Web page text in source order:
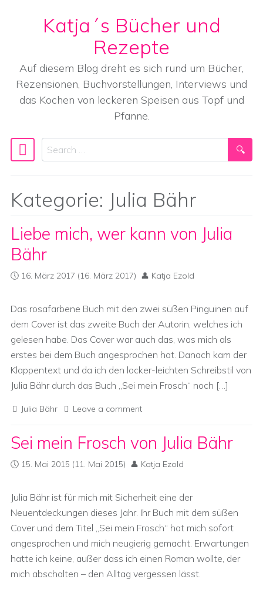
Skip to content
Katja´s Bücher und
Rezepte
Auf diesem Blog dreht es sich rund um Bücher,
Rezensionen, Buchvorstellungen, Interviews und
das Kochen von leckeren Speisen aus Topf und
Pfanne.
Main Navigation
Search
Kategorie: Julia Bähr
Liebe mich, wer kann von Julia
Bähr
16. März 2017 (16. März 2017) Katja Ezold
Das rosafarbene Buch mit den zwei süßen Pinguinen auf
dem Cover ist das zweite Buch der Autorin, welches ich
gelesen habe. Das Cover war auch das, was mich als
erstes bei dem Buch angesprochen hat. Danach kam der
Klappentext und da ich den locker-leichten Schreibstil von
Julia Bähr durch das Buch „Sei mein Frosch“ noch […]
Julia Bähr Leave a comment
Sei mein Frosch von Julia Bähr
15. Mai 2015 (11. Mai 2015) Katja Ezold
Julia Bähr ist für mich mit Sicherheit eine der
Neuentdeckungen dieses Jahr. Ihr Buch mit dem süßen
Cover und dem Titel „Sei mein Frosch“ hat mich sofort
angesprochen und mich neugierig gemacht. Erwartungen
hatte ich keine, außer dass ich einen Roman wollte, der
mich abschalten – den Alltag vergessen lässt.